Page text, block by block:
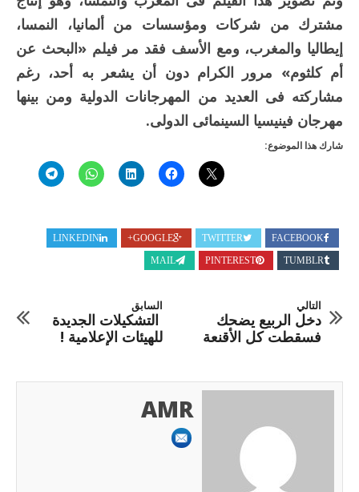
مشترك من شركات ومؤسسات من ألمانيا، النمسا،
إيطاليا والمغرب، ومع الأسف فقد مر فيلم «البحث عن
أم كلثوم» مرور الكرام دون أن يشعر به أحد، رغم
مشاركته فى العديد من المهرجانات الدولية ومن بينها
مهرجان فينيسيا السينمائى الدولى.
شارك هذا الموضوع:
FACEBOOK
TWITTER
GOOGLE+
LINKEDIN
TUMBLR
PINTEREST
MAIL
السابق
التشكيلات الجديدة
للهيئات الإعلامية !
التالي
دخل الربيع يضحك
فسقطت كل الأقنعة
AMR